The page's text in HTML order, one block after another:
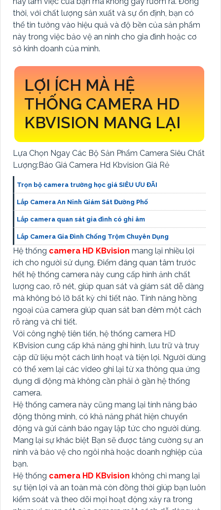
thời, với chất lượng sản xuất và sự ổn định, bạn có
thể tin tưởng vào hiệu quả và độ bền của sản phẩm
này trong việc bảo vệ an ninh cho gia đình hoặc cơ
sở kinh doanh của mình.
LỢI ÍCH MÀ HỆ
THỐNG CAMERA HD
KBVISION MANG LẠI
Lựa Chọn Ngay Các Bộ Sản Phẩm Camera Siêu Chất
Lượng:Báo Giá Camera Hd Kbvision Giá Rẻ
Trọn bộ camera trường học giá SIÊU ƯU ĐÃI
Lắp Camera An Ninh Giám Sát Đường Phố
Lắp camera quan sát gia đình có ghi âm
Lắp Camera Gia Đình Chống Trộm Chuyên Dụng
Hệ thống camera HD KBvision mang lại nhiều lợi
ích cho người sử dụng. Điểm đáng quan tâm trước
hết hệ thống camera này cung cấp hình ảnh chất
lượng cao, rõ nét, giúp quan sát và giám sát dễ dàng
mà không bỏ lỡ bất kỳ chi tiết nào. Tính năng hồng
ngoại của camera giúp quan sát ban đêm một cách
rõ ràng và chi tiết.
Với công nghệ tiên tiến, hệ thống camera HD
KBvision cung cấp khả năng ghi hình, lưu trữ và truy
cập dữ liệu một cách linh hoạt và tiện lợi. Người dùng
có thể xem lại các video ghi lại từ xa thông qua ứng
dụng di động mà không cần phải ở gần hệ thống
camera.
Hệ thống camera này cũng mang lại tính năng báo
động thông minh, có khả năng phát hiện chuyển
động và gửi cảnh báo ngay lập tức cho người dùng.
Mang lại sự khác biệt Bạn sẽ được tăng cường sự an
ninh và bảo vệ cho ngôi nhà hoặc doanh nghiệp của
bạn.
Hệ thống camera HD KBvision không chỉ mang lại
sự tiện lợi và an toàn mà còn đồng thời giúp bạn luôn
kiểm soát và theo dõi mọi hoạt động xảy ra trong